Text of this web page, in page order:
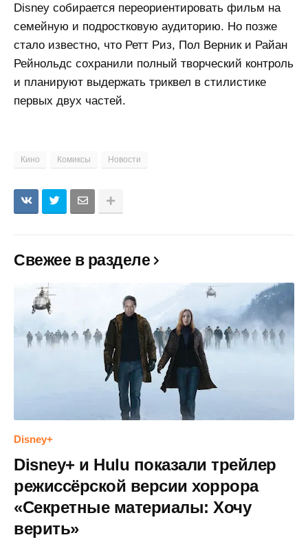
Disney собирается переориентировать фильм на
семейную и подростковую аудиторию. Но позже
стало известно, что Ретт Риз, Пол Верник и Райан
Рейнольдс сохранили полный творческий контроль
и планируют выдержать триквел в стилистике
первых двух частей.
Кино Комиксы Новости
Свежее в разделе
Disney+
Disney+ и Hulu показали трейлер
режиссёрской версии хоррора
«Секретные материалы: Хочу
верить»